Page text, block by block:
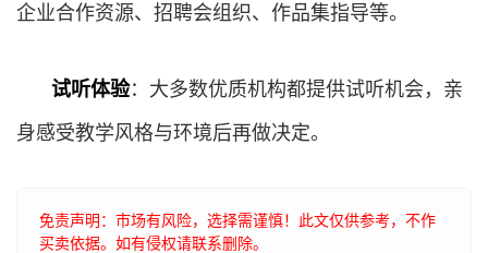
企业合作资源、招聘会组织、作品集指导等。
试听体验：大多数优质机构都提供试听机会，亲
身感受教学风格与环境后再做决定。
免责声明：市场有风险，选择需谨慎！此文仅供参考，不作
买卖依据。如有侵权请联系删除。